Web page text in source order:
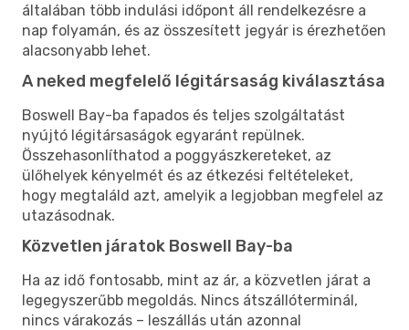
általában több indulási időpont áll rendelkezésre a
nap folyamán, és az összesített jegyár is érezhetően
alacsonyabb lehet.
A neked megfelelő légitársaság kiválasztása
Boswell Bay-ba fapados és teljes szolgáltatást
nyújtó légitársaságok egyaránt repülnek.
Összehasonlíthatod a poggyászkereteket, az
ülőhelyek kényelmét és az étkezési feltételeket,
hogy megtaláld azt, amelyik a legjobban megfelel az
utazásodnak.
Közvetlen járatok Boswell Bay-ba
Ha az idő fontosabb, mint az ár, a közvetlen járat a
legegyszerűbb megoldás. Nincs átszállóterminál,
nincs várakozás – leszállás után azonnal